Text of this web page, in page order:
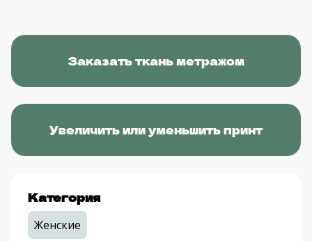
Заказать ткань метражом
Увеличить или уменьшить принт
Категория
Женские